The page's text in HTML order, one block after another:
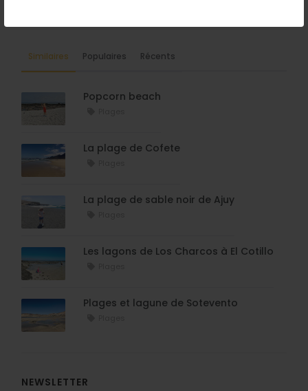
Similaires Populaires Récents
Popcorn beach
La plage de Cofete
La plage de sable noir de Ajuy
Les lagons de Los Charcos à El Cotillo
Plages et lagune de Sotevento
NEWSLETTER